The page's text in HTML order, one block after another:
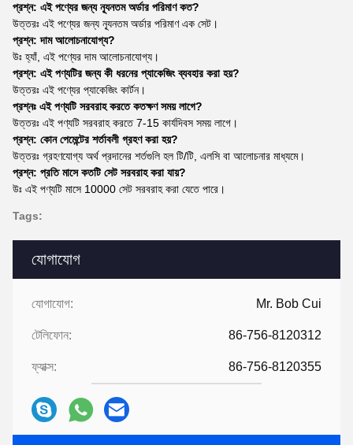
যোগাযোগ
যোগাযোগ: Mr. Bob Cui
টেলিফোন: 86-756-8120312
ফ্যাক্স: 86-756-8120355
প্রশ্ন: এই পণ্যের জন্য ন্যূনতম অর্ডার পরিমাণ কত?
উত্তরঃ এই পণ্যের জন্য ন্যূনতম অর্ডার পরিমাণ এক সেট।
প্রশ্ন: দাম আলোচনাযোগ্য?
উঃ হ্যাঁ, এই পণ্যের দাম আলোচনাযোগ্য।
প্রশ্ন: এই পণ্যটির জন্য কী ধরনের প্যাকেজিং ব্যবহার করা হয়?
উত্তরঃ এই পণ্যের প্যাকেজিং কার্টন।
প্রশ্নঃ এই পণ্যটি সরবরাহ করতে কতক্ষণ সময় লাগে?
উত্তরঃ এই পণ্যটি সরবরাহ করতে 7-15 কার্যদিবস সময় লাগে।
প্রশ্ন: কোন পেমেন্টের শর্তাবলী গ্রহণ করা হয়?
উত্তরঃ গ্রহণযোগ্য অর্থ প্রদানের শর্তগুলি হল টি/টি, এলসি বা আলোচনার মাধ্যমে।
প্রশ্ন: প্রতি মাসে কতটি সেট সরবরাহ করা যায়?
উঃ এই পণ্যটি মাসে 10000 সেট সরবরাহ করা যেতে পারে।
Tags: